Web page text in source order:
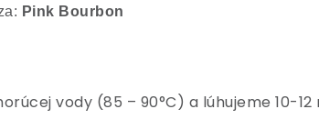
Pink Bourbon
vody (85 – 90°C) a lúhujeme 10-12